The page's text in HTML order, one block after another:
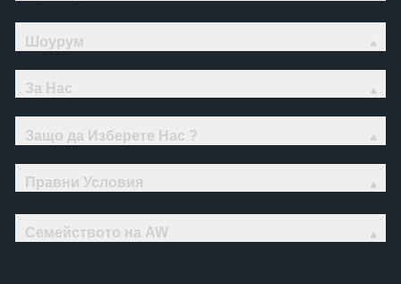
Шоурум
За Нас
Защо да Изберете Нас ?
Правни Условия
Семейството на AW